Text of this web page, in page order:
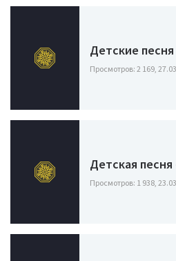
Детские
Просмотров: 2 169,
Детская песня
Просмотров: 1 938,